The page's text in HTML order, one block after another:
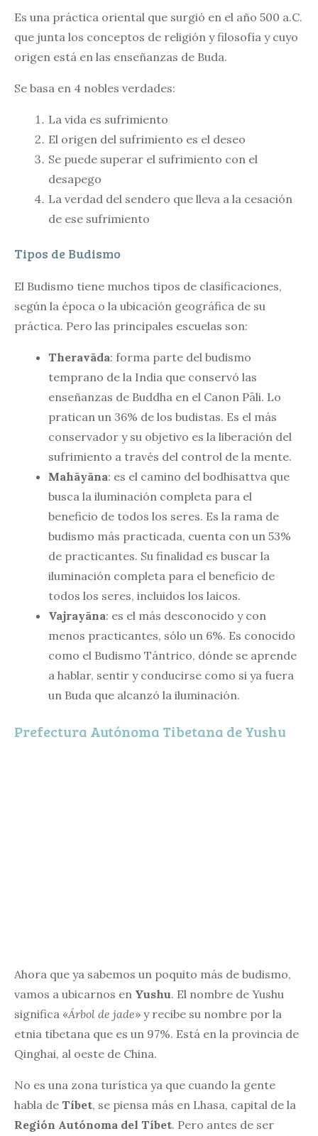
Es una práctica oriental que surgió en el año 500 a.C.
que junta los conceptos de religión y filosofía y cuyo
origen está en las enseñanzas de Buda.
Se basa en 4 nobles verdades:
La vida es sufrimiento
El origen del sufrimiento es el deseo
Se puede superar el sufrimiento con el
desapego
La verdad del sendero que lleva a la cesación
de ese sufrimiento
Tipos de Budismo
El Budismo tiene muchos tipos de clasificaciones,
según la época o la ubicación geográfica de su
práctica. Pero las principales escuelas son:
Theravāda: forma parte del budismo
temprano de la India que conservó las
enseñanzas de Buddha en el Canon Pāli. Lo
pratican un 36% de los budistas. Es el más
conservador y su objetivo es la liberación del
sufrimiento a través del control de la mente.
Mahāyāna: es el camino del bodhisattva que
busca la iluminación completa para el
beneficio de todos los seres. Es la rama de
budismo más practicada, cuenta con un 53%
de practicantes. Su finalidad es buscar la
iluminación completa para el beneficio de
todos los seres, incluidos los laicos.
Vajrayāna: es el más desconocido y con
menos practicantes, sólo un 6%. Es conocido
como el Budismo Tántrico, dónde se aprende
a hablar, sentir y conducirse como si ya fuera
un Buda que alcanzó la iluminación.
Prefectura Autónoma Tibetana de Yushu
Ahora que ya sabemos un poquito más de budismo,
vamos a ubicarnos en Yushu. El nombre de Yushu
significa «Árbol de jade» y recibe su nombre por la
etnia tibetana que es un 97%. Está en la provincia de
Qinghai, al oeste de China.
No es una zona turística ya que cuando la gente
habla de Tíbet, se piensa más en Lhasa, capital de la
Región Autónoma del Tíbet. Pero antes de ser